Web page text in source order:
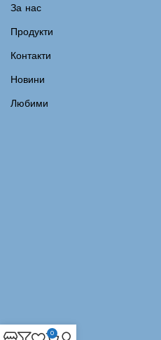
За нас
Продукти
Контакти
Новини
Любими
0